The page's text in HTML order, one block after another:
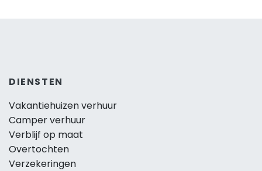
DIENSTEN
Vakantiehuizen verhuur
Camper verhuur
Verblijf op maat
Overtochten
Verzekeringen